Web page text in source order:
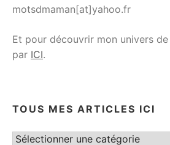
motsdmaman[at]yahoo.fr
Et pour découvrir mon univers de
par ICI.
TOUS MES ARTICLES ICI
Tous